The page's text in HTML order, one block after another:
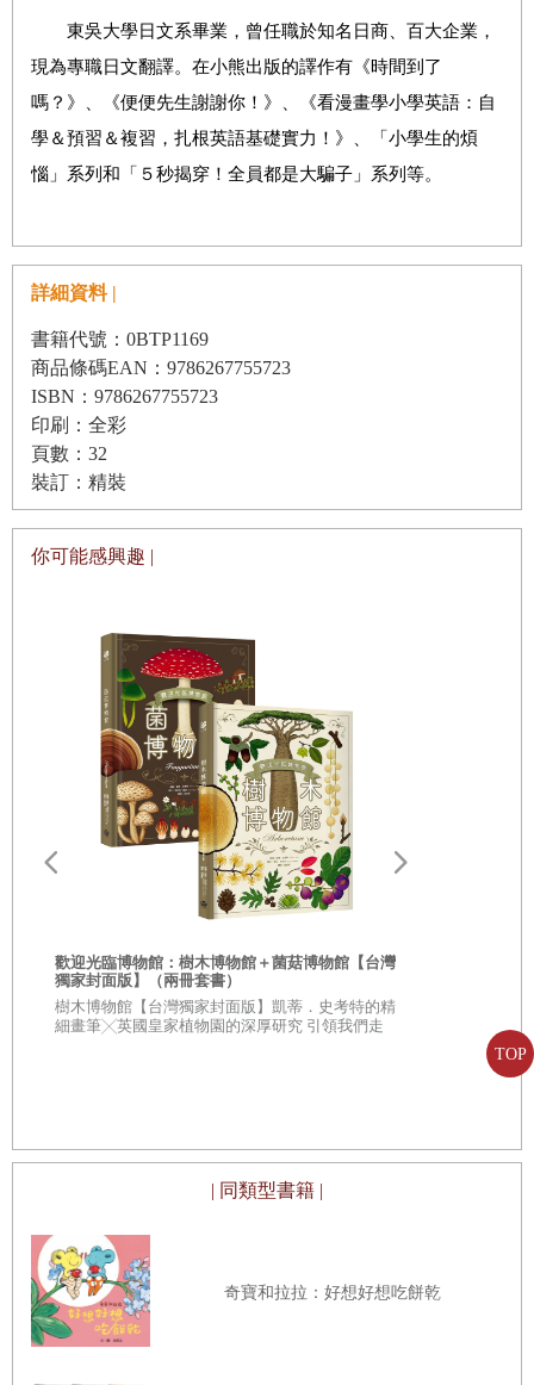
TOP
東吳大學日文系畢業，曾任職於知名日商、百大企業，
現為專職日文翻譯。在小熊出版的譯作有《時間到了
嗎？》、《便便先生謝謝你！》、《看漫畫學小學英語：自
學＆預習＆複習，扎根英語基礎實力！》、「小學生的煩
惱」系列和「５秒揭穿！全員都是大騙子」系列等。
詳細資料 |
書籍代號：0BTP1169
商品條碼EAN：9786267755723
ISBN：9786267755723
印刷：全彩
頁數：32
裝訂：精裝
你可能感興趣 |
歡迎光臨博物館：樹木博物館＋菌菇博物館【台灣
獨家封面版】（兩冊套書）
樹木博物館【台灣獨家封面版】凱蒂．史考特的精
細畫筆╳英國皇家植物園的深厚研究 引領我們走
★★法國文
★★這個世
| 同類型書籍 |
奇寶和拉拉：好想好想吃餅乾